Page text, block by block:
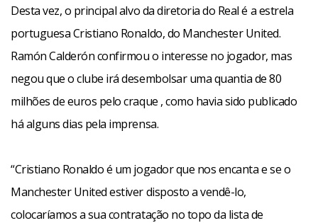
Desta vez, o principal alvo da diretoria do Real é a estrela
portuguesa Cristiano Ronaldo, do Manchester United.
Ramón Calderón confirmou o interesse no jogador, mas
negou que o clube irá desembolsar uma quantia de 80
milhões de euros pelo craque , como havia sido publicado
há alguns dias pela imprensa.
“Cristiano Ronaldo é um jogador que nos encanta e se o
Manchester United estiver disposto a vendê-lo,
colocaríamos a sua contratação no topo da lista de